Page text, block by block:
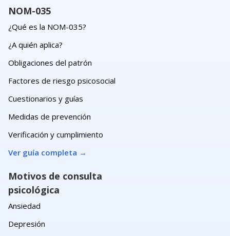
NOM-035
¿Qué es la NOM-035?
¿A quién aplica?
Obligaciones del patrón
Factores de riesgo psicosocial
Cuestionarios y guías
Medidas de prevención
Verificación y cumplimiento
Ver guía completa →
Motivos de consulta
psicológica
Ansiedad
Depresión